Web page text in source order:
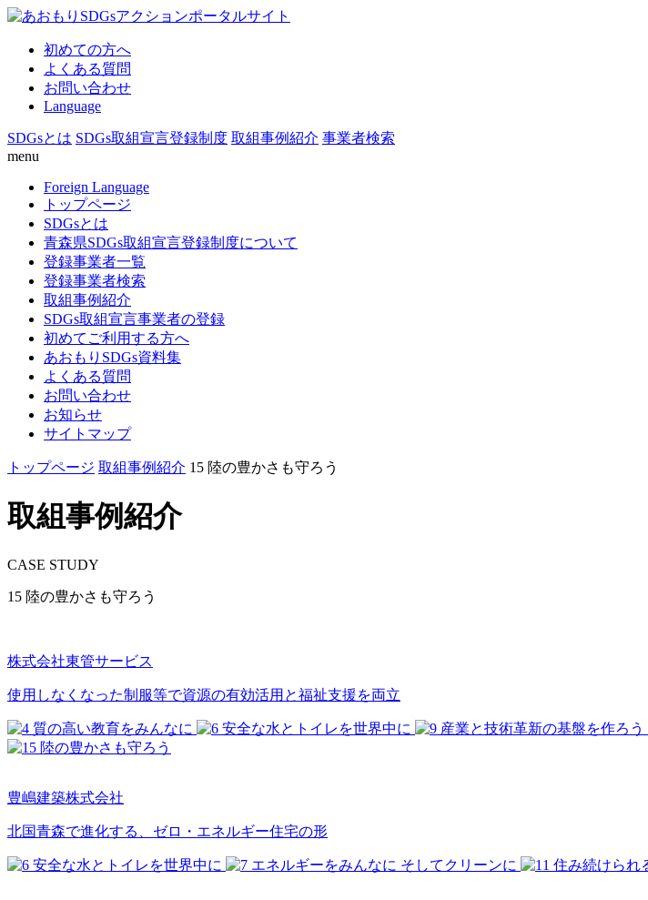
初めての方へ
よくある質問
お問い合わせ
Language
SDGsとは SDGs取組宣言登録制度 取組事例紹介 事業者検索
menu
Foreign Language
トップページ
SDGsとは
青森県SDGs取組宣言登録制度について
登録事業者一覧
登録事業者検索
取組事例紹介
SDGs取組宣言事業者の登録
初めてご利用する方へ
あおもりSDGs資料集
よくある質問
お問い合わせ
お知らせ
サイトマップ
トップページ 取組事例紹介 15 陸の豊かさも守ろう
取組事例紹介
CASE STUDY
15 陸の豊かさも守ろう
株式会社東管サービス
使用しなくなった制服等で資源の有効活用と福祉支援を両立
豊嶋建築株式会社
北国青森で進化する、ゼロ・エネルギー住宅の形